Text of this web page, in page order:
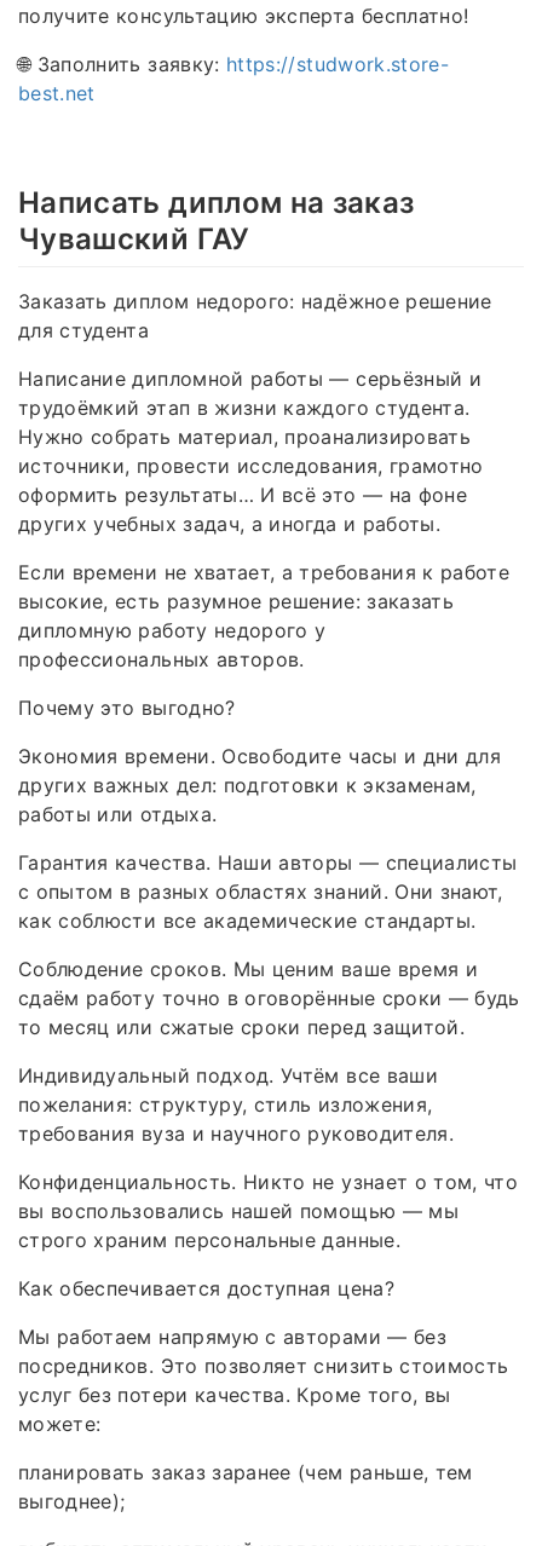
получите консультацию эксперта бесплатно!
🌐 Заполнить заявку: https://studwork.store-
best.net
Написать диплом на заказ
Чувашский ГАУ
Заказать диплом недорого: надёжное решение
для студента
Написание дипломной работы — серьёзный и
трудоёмкий этап в жизни каждого студента.
Нужно собрать материал, проанализировать
источники, провести исследования, грамотно
оформить результаты… И всё это — на фоне
других учебных задач, а иногда и работы.
Если времени не хватает, а требования к работе
высокие, есть разумное решение: заказать
дипломную работу недорого у
профессиональных авторов.
Почему это выгодно?
Экономия времени. Освободите часы и дни для
других важных дел: подготовки к экзаменам,
работы или отдыха.
Гарантия качества. Наши авторы — специалисты
с опытом в разных областях знаний. Они знают,
как соблюсти все академические стандарты.
Соблюдение сроков. Мы ценим ваше время и
сдаём работу точно в оговорённые сроки — будь
то месяц или сжатые сроки перед защитой.
Индивидуальный подход. Учтём все ваши
пожелания: структуру, стиль изложения,
требования вуза и научного руководителя.
Конфиденциальность. Никто не узнает о том, что
вы воспользовались нашей помощью — мы
строго храним персональные данные.
Как обеспечивается доступная цена?
Мы работаем напрямую с авторами — без
посредников. Это позволяет снизить стоимость
услуг без потери качества. Кроме того, вы
можете:
планировать заказ заранее (чем раньше, тем
выгоднее);